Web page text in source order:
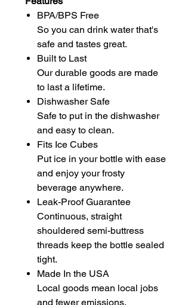
BPA/BPS Free
So you can drink water that's
safe and tastes great.
Built to Last
Our durable goods are made
to last a lifetime.
Dishwasher Safe
Safe to put in the dishwasher
and easy to clean.
Fits Ice Cubes
Put ice in your bottle with ease
and enjoy your frosty
beverage anywhere.
Leak-Proof Guarantee
Continuous, straight
shouldered semi-buttress
threads keep the bottle sealed
tight.
Made In the USA
Local goods mean local jobs
and fewer emissions.